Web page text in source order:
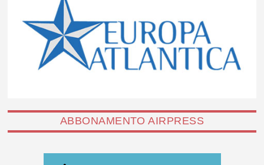
ABBONAMENTO AIRPRESS